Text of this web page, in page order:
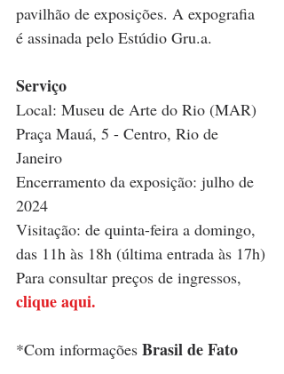
pavilhão de exposições. A expografia
é assinada pelo Estúdio Gru.a.
Serviço
Local: Museu de Arte do Rio (MAR)
Praça Mauá, 5 - Centro, Rio de
Janeiro
Encerramento da exposição: julho de
2024
Visitação: de quinta-feira a domingo,
das 11h às 18h (última entrada às 17h)
Para consultar preços de ingressos,
clique aqui.
*Com informações Brasil de Fato